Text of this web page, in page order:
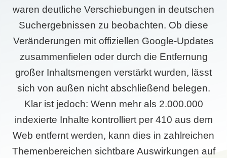
waren deutliche Verschiebungen in deutschen
Suchergebnissen zu beobachten. Ob diese
Veränderungen mit offiziellen Google-Updates
zusammenfielen oder durch die Entfernung
großer Inhaltsmengen verstärkt wurden, lässt
sich von außen nicht abschließend belegen.
Klar ist jedoch: Wenn mehr als 2.000.000
indexierte Inhalte kontrolliert per 410 aus dem
Web entfernt werden, kann dies in zahlreichen
Themenbereichen sichtbare Auswirkungen auf